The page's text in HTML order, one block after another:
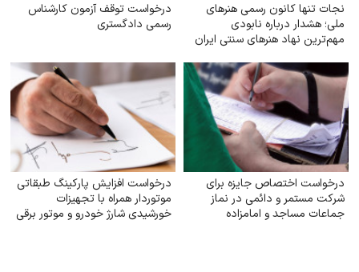
نجات تنها کانون رسمی هنرهای
ملی؛ هشدار درباره نابودی
مهم‌ترین نهاد هنرهای سنتی ایران
درخواست توقف آزمون کارشناس
رسمی دادگستری
درخواست اختصاص جایزه برای
شرکت مستمر و دائمی در نماز
جماعات مساجد و امامزاده
درخواست افزایش پارکینگ طبقاتی
موتوردار همراه با تجهیزات
خورشیدی شارژ خودرو و موتور برقی